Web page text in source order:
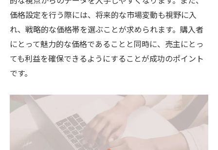
価格設定を行う際には、将来的な市場変動も視野に入
れ、戦略的な価格帯を選ぶことが求められます。購入者
にとって魅力的な価格であることと同時に、売主にとっ
ても利益を確保できるようにすることが成功のポイント
です。